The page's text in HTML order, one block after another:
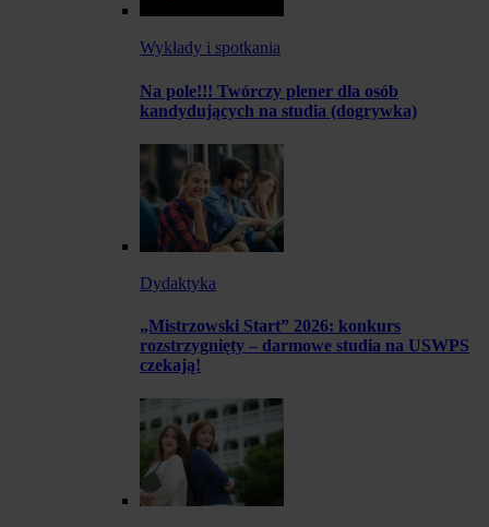
Wykłady i spotkania
Na pole!!! Twórczy plener dla osób
kandydujących na studia (dogrywka)
Dydaktyka
„Mistrzowski Start” 2026: konkurs
rozstrzygnięty – darmowe studia na USWPS
czekają!